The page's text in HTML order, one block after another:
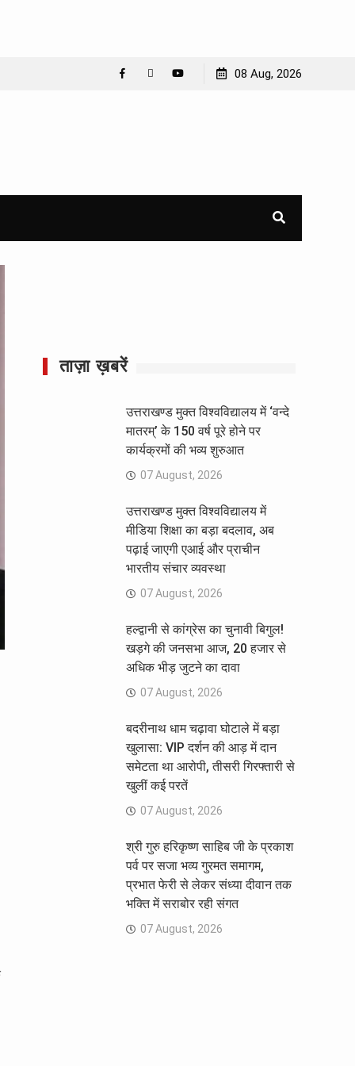
08 Aug, 2026
ताज़ा ख़बरें
उत्तराखण्ड मुक्त विश्वविद्यालय में ‘वन्दे
मातरम्’ के 150 वर्ष पूरे होने पर
कार्यक्रमों की भव्य शुरुआत
07 August, 2026
उत्तराखण्ड मुक्त विश्वविद्यालय में
मीडिया शिक्षा का बड़ा बदलाव, अब
पढ़ाई जाएगी एआई और प्राचीन
भारतीय संचार व्यवस्था
07 August, 2026
हल्द्वानी से कांग्रेस का चुनावी बिगुल!
खड़गे की जनसभा आज, 20 हजार से
अधिक भीड़ जुटने का दावा
07 August, 2026
बदरीनाथ धाम चढ़ावा घोटाले में बड़ा
खुलासा: VIP दर्शन की आड़ में दान
समेटता था आरोपी, तीसरी गिरफ्तारी से
खुलीं कई परतें
07 August, 2026
श्री गुरु हरिकृष्ण साहिब जी के प्रकाश
पर्व पर सजा भव्य गुरमत समागम,
प्रभात फेरी से लेकर संध्या दीवान तक
भक्ति में सराबोर रही संगत
07 August, 2026